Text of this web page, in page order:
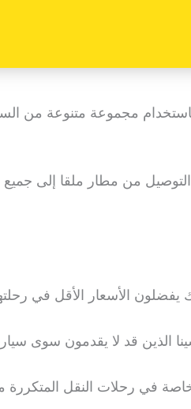
مجموعة متنوعة من
واسعة من خدمات التوصيل من مطار ملقا إلى
الأسعار الأقل في
الذين قد لا يقدمون سوى
في رحلات النقل المتكررة